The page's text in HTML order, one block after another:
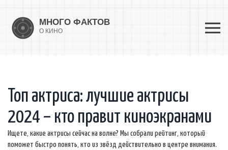
Топ актриса: лучшие актрисы
2024 – кто правит киноэкранами
Ищете, какие актрисы сейчас на волне? Мы собрали рейтинг, который
поможет быстро понять, кто из звёзд действительно в центре внимания.